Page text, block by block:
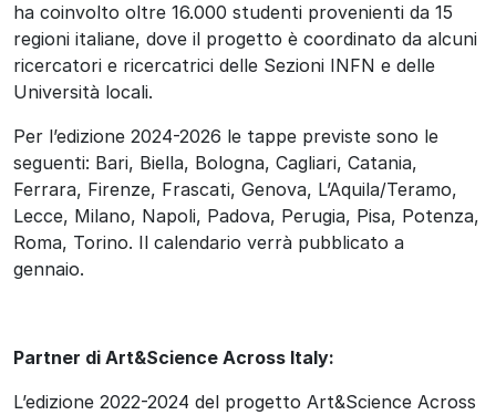
ha coinvolto oltre 16.000 studenti provenienti da 15
regioni italiane, dove il progetto è coordinato da alcuni
ricercatori e ricercatrici delle Sezioni INFN e delle
Università locali.
Per l’edizione 2024-2026 le tappe previste sono le
seguenti: Bari, Biella, Bologna, Cagliari, Catania,
Ferrara, Firenze, Frascati, Genova, L’Aquila/Teramo,
Lecce, Milano, Napoli, Padova, Perugia, Pisa, Potenza,
Roma, Torino. Il calendario verrà pubblicato a
gennaio.
Partner di Art&Science Across Italy:
L’edizione 2022-2024 del progetto Art&Science Across